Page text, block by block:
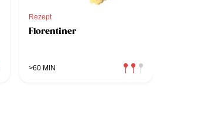
Rezept
Florentiner
>60 MIN